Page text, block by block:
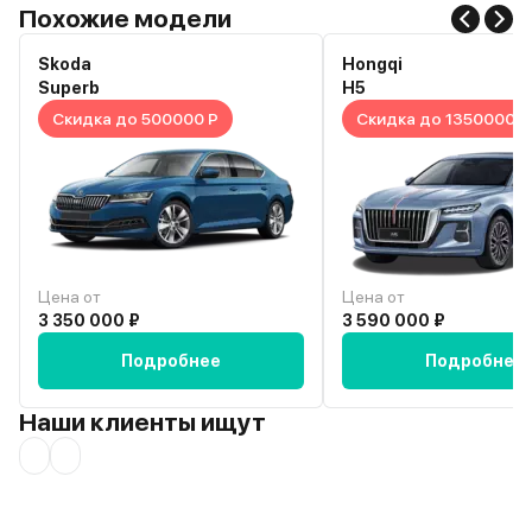
Похожие модели
Skoda
Superb
Скидка до 500000 Р
Цена от
3 350 000 ₽
Подробнее
Hongqi
H5
Скидка до 1350000 Р
Цена от
3 590 000 ₽
Подробнее
Наши клиенты ищут